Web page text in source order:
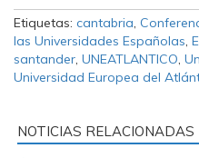
Etiquetas: cantabria,
las Universidades Españolas,
santander, UNEATLANTICO,
Universidad Europea del
NOTICIAS RELACIONADAS